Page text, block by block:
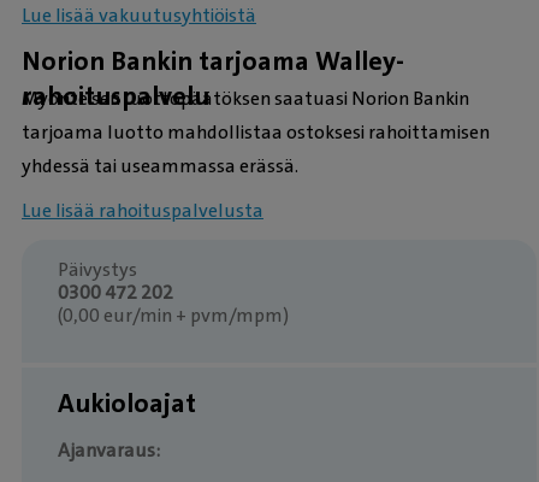
Lue lisää vakuutusyhtiöistä
Norion Bankin tarjoama Walley-
rahoituspalvelu
Myönteisen luottopäätöksen saatuasi Norion Bankin
tarjoama luotto mahdollistaa ostoksesi rahoittamisen
yhdessä tai useammassa erässä.
Lue lisää rahoituspalvelusta
Päivystys
0300 472 202
(0,00 eur/min + pvm/mpm)
Aukioloajat
Ajanvaraus: